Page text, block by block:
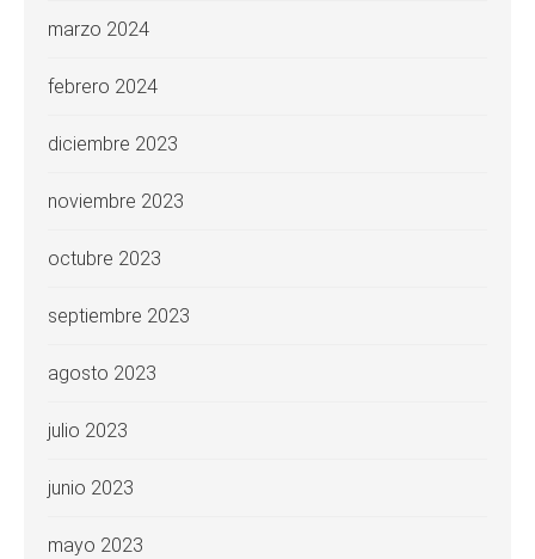
marzo 2024
febrero 2024
diciembre 2023
noviembre 2023
octubre 2023
septiembre 2023
agosto 2023
julio 2023
junio 2023
mayo 2023